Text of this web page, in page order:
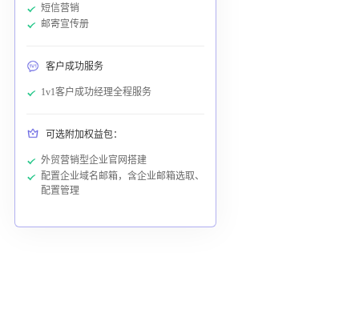
短信营销
邮寄宣传册
客户成功服务
1v1客户成功经理全程服务
可选附加权益包：
外贸营销型企业官网搭建
配置企业域名邮箱，含企业邮箱选取、
配置管理